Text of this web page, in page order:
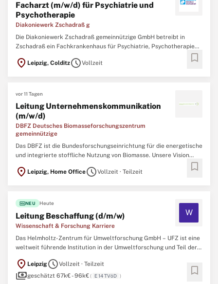
Facharzt (m/w/d) für Psychiatrie und
Psychotherapie
Diakoniewerk Zschadraß g
Die Diakoniewerk Zschadraß gemeinnützige GmbH betreibt in
Zschadraß ein Fachkrankenhaus für Psychiatrie, Psychotherapie
Tagesklinikplätzen an 4 verschiedenen Standorten, eine
location_on Leipzig, ColditzscheduleVollzeit bookmark
vor 11 Tagen
Leitung Unternehmenskommunikation
(m/w/d)
DBFZ Deutsches Biomasseforschungszentrum
gemeinnützige
Das DBFZ ist die Bundesforschungseinrichtung für die energetische
und integrierte stoffliche Nutzung von Biomasse. Unsere Vision
heißt Bioökonomie: Wirtschaft und Energiesystem funktionieren
ohne fossile Ressourcen. Unser Beitrag: Biomasse ist begrenzt
location_on Leipzig, Home OfficescheduleVollzeit · Teilzeit bookmark
fiber_newNEU Heute
Leitung Beschaffung (d/m/w)
Wissenschaft & Forschung Karriere
W
Das Helmholtz-Zentrum für Umweltforschung GmbH – UFZ ist eine
weltweit führende Institution in der Umweltforschung und Teil der
Deutschlands. Mit rund 1.200 Mitarbeitenden in Leipzig, Halle und
Magdeburg forschen wir seit 1991 mit einem transdisziplinären ...
location_on LeipzigscheduleVollzeit · Teilzeit
paymentsgeschätzt 67k€ - 96k€( E 14 TVöD ) bookmark